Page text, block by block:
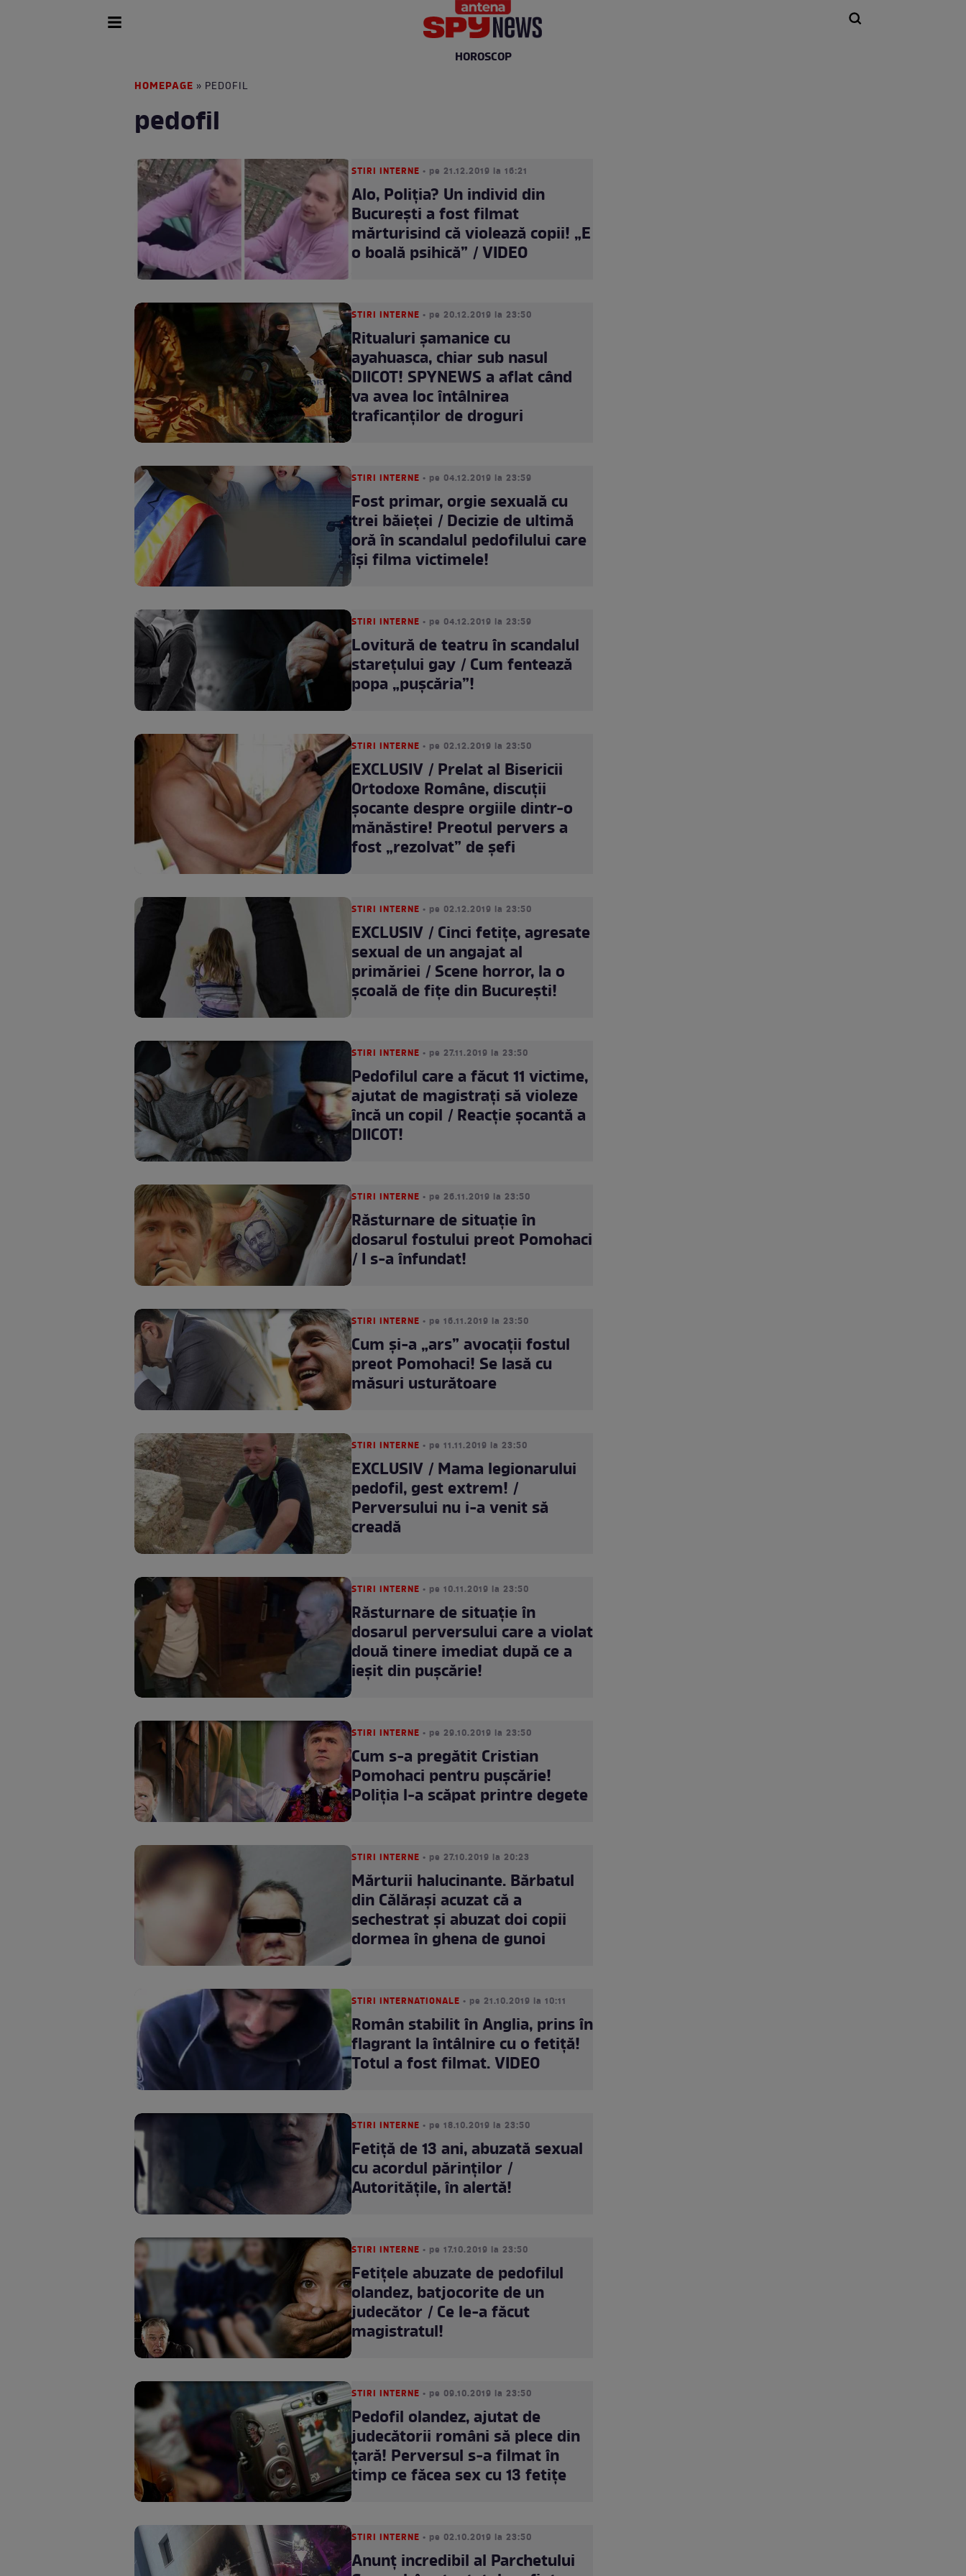
HOROSCOP
HOMEPAGE » PEDOFIL
pedofil
STIRI INTERNE • pe 21.12.2019 la 16:21
Alo, Poliția? Un individ din
București a fost filmat
mărturisind că violează copii! „E
o boală psihică” / VIDEO
STIRI INTERNE • pe 20.12.2019 la 23:50
Ritualuri şamanice cu
ayahuasca, chiar sub nasul
DIICOT! SPYNEWS a aflat când
va avea loc întâlnirea
traficanţilor de droguri
STIRI INTERNE • pe 04.12.2019 la 23:59
Fost primar, orgie sexuală cu
trei băieţei / Decizie de ultimă
oră în scandalul pedofilului care
îşi filma victimele!
STIRI INTERNE • pe 04.12.2019 la 23:59
Lovitură de teatru în scandalul
stareţului gay / Cum fentează
popa „puşcăria”!
STIRI INTERNE • pe 02.12.2019 la 23:50
EXCLUSIV / Prelat al Bisericii
Ortodoxe Române, discuţii
şocante despre orgiile dintr-o
mănăstire! Preotul pervers a
fost „rezolvat” de şefi
STIRI INTERNE • pe 02.12.2019 la 23:50
EXCLUSIV / Cinci fetiţe, agresate
sexual de un angajat al
primăriei / Scene horror, la o
școală de fițe din București!
STIRI INTERNE • pe 27.11.2019 la 23:50
Pedofilul care a făcut 11 victime,
ajutat de magistraţi să violeze
încă un copil / Reacţie şocantă a
DIICOT!
STIRI INTERNE • pe 26.11.2019 la 23:50
Răsturnare de situaţie în
dosarul fostului preot Pomohaci
/ I s-a înfundat!
STIRI INTERNE • pe 16.11.2019 la 23:50
Cum şi-a „ars” avocaţii fostul
preot Pomohaci! Se lasă cu
măsuri usturătoare
STIRI INTERNE • pe 11.11.2019 la 23:50
EXCLUSIV / Mama legionarului
pedofil, gest extrem! /
Perversului nu i-a venit să
creadă
STIRI INTERNE • pe 10.11.2019 la 23:50
Răsturnare de situaţie în
dosarul perversului care a violat
două tinere imediat după ce a
ieşit din puşcărie!
STIRI INTERNE • pe 29.10.2019 la 23:50
Cum s-a pregătit Cristian
Pomohaci pentru puşcărie!
Poliţia l-a scăpat printre degete
STIRI INTERNE • pe 27.10.2019 la 20:23
Mărturii halucinante. Bărbatul
din Călărași acuzat că a
sechestrat și abuzat doi copii
dormea în ghena de gunoi
STIRI INTERNATIONALE • pe 21.10.2019 la 10:11
Român stabilit în Anglia, prins în
flagrant la întâlnire cu o fetiţă!
Totul a fost filmat. VIDEO
STIRI INTERNE • pe 18.10.2019 la 23:50
Fetiţă de 13 ani, abuzată sexual
cu acordul părinţilor /
Autorităţile, în alertă!
STIRI INTERNE • pe 17.10.2019 la 23:50
Fetiţele abuzate de pedofilul
olandez, batjocorite de un
judecător / Ce le-a făcut
magistratul!
STIRI INTERNE • pe 09.10.2019 la 23:50
Pedofil olandez, ajutat de
judecătorii români să plece din
ţară! Perversul s-a filmat în
timp ce făcea sex cu 13 fetiţe
STIRI INTERNE • pe 02.10.2019 la 23:50
Anunț incredibil al Parchetului